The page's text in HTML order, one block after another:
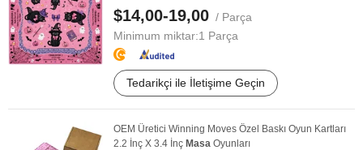
$14,00-19,00 / Parça
Minimum miktar:1 Parça
Tedarikçi ile İletişime Geçin
OEM Üretici Winning Moves Özel Baskı Oyun Kartları
2.2 İnç X 3.4 İnç Masa Oyunları